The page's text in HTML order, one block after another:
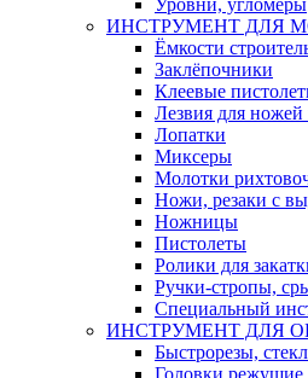
Уровни, угломеры
ИНСТРУМЕНТ ДЛЯ
Ёмкости
Заклёпочники
Клеевые
Лезвия для ножей
Лопатки
Миксеры
Молотки
Ножи, резаки с
Ножницы
Пистолеты
Ролики для
Ручки-стропы,
Специальный
ИНСТРУМЕНТ ДЛЯ
Быстрорезы,
Головки режущие